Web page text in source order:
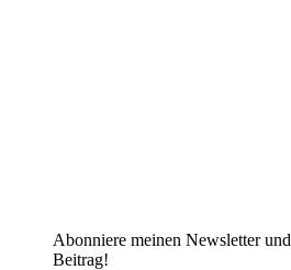
Abonniere meinen Newsletter
Beitrag!